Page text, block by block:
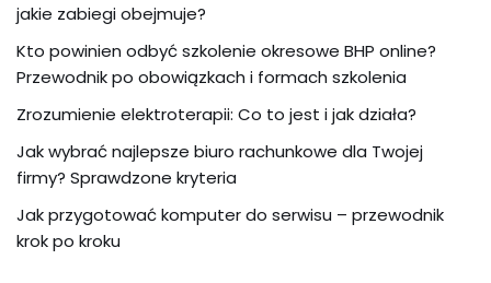
jakie zabiegi obejmuje?
Kto powinien odbyć szkolenie okresowe BHP online?
Przewodnik po obowiązkach i formach szkolenia
Zrozumienie elektroterapii: Co to jest i jak działa?
Jak wybrać najlepsze biuro rachunkowe dla Twojej
firmy? Sprawdzone kryteria
Jak przygotować komputer do serwisu – przewodnik
krok po kroku